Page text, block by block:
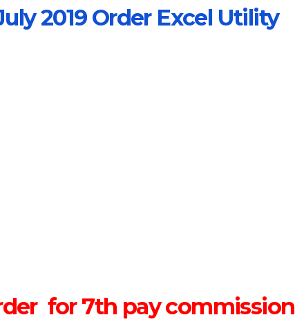
2019 Order Excel Utility
for 7th pay commission